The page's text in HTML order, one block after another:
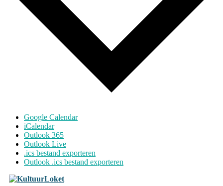
Google Calendar
iCalendar
Outlook 365
Outlook Live
.ics bestand exporteren
Outlook .ics bestand exporteren